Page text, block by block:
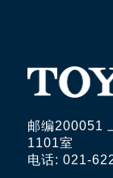
邮编200051
1101室
电话: 021-